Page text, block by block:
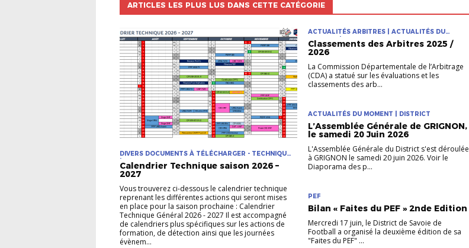
ARTICLES LES PLUS LUS DANS CETTE CATÉGORIE
DIVERS DOCUMENTS À TÉLÉCHARGER - TECHNIQUE
| TECHNIQUE
Calendrier Technique saison 2026 –
2027
Vous trouverez ci-dessous le calendrier technique
reprenant les différentes actions qui seront mises
en place pour la saison prochaine : Calendrier
Technique Général 2026 - 2027 Il est accompagné
de calendriers plus spécifiques sur les actions de
formation, de détection ainsi que les journées
évènem...
ACTUALITÉS ARBITRES | ACTUALITÉS DU
MOMENT | DISTRICT
Classements des Arbitres 2025 /
2026
La Commission Départementale de l’Arbitrage
(CDA) a statué sur les évaluations et les
classements des arb...
ACTUALITÉS DU MOMENT | DISTRICT
L’Assemblée Générale de GRIGNON,
le samedi 20 Juin 2026
L'Assemblée Générale du District s'est déroulée
à GRIGNON le samedi 20 juin 2026. Voir le
Diaporama des p...
PEF
Bilan « Faites du PEF » 2nde Edition
Mercredi 17 juin, le District de Savoie de
Football a organisé la deuxième édition de sa
"Faites du PEF" ...